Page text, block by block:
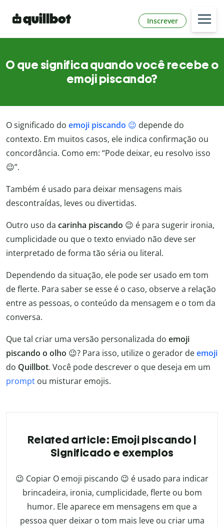
Inscrever
O que significa quando você recebe o
emoji piscando?
O significado do emoji piscando 😉 depende do
contexto. Em muitos casos, ele indica confirmação ou
concordância. Como em: “Pode deixar, eu resolvo isso
😉”.
Também é usado para deixar mensagens mais
descontraídas, leves ou divertidas.
Outro uso da carinha piscando 😉 é para sugerir ironia,
cumplicidade ou que o texto enviado não deve ser
interpretado de forma tão séria ou literal.
Dependendo da situação, ele pode ser usado em tom
de flerte. Para saber se esse é o caso, observe a relação
entre as pessoas, o conteúdo da mensagem e o tom da
conversa.
Que tal criar uma versão personalizada do emoji
piscando o olho 😉? Para isso, utilize o gerador deemoji
do Quillbot. Você pode descrever o que deseja em um
prompt ou misturar emojis.
Related article: Emoji piscando |
Significado e exemplos
😉 Copiar O emoji piscando 😉 é usado para indicar
brincadeira, ironia, cumplicidade, flerte ou bom
humor. Ele aparece em mensagens em que a
pessoa quer deixar o tom mais leve ou criar uma